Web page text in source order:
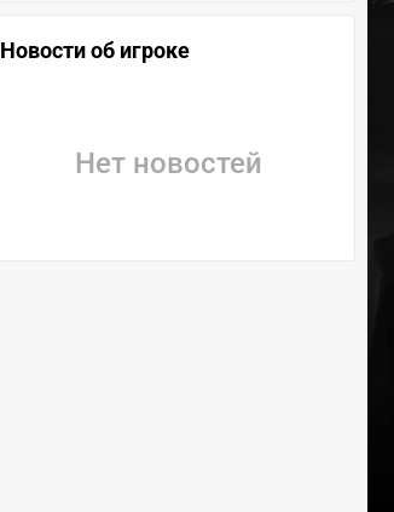
Новости об игроке
Нет новостей